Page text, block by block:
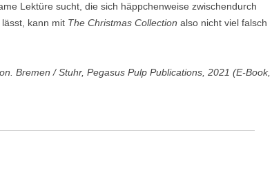
Lektüre sucht, die sich häppchenweise zwischendurch
kann mit The Christmas Collection also nicht viel falsch
Bremen / Stuhr, Pegasus Pulp Publications, 2021 (E-Book,